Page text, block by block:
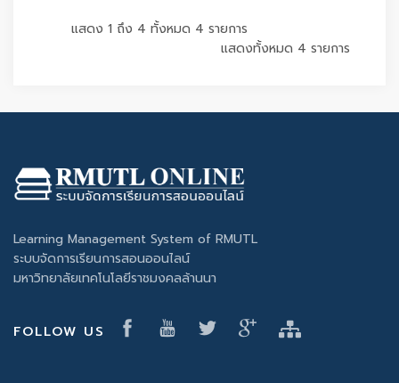
แสดง 1 ถึง 4 ทั้งหมด 4 รายการ
แสดงทั้งหมด 4 รายการ
Learning Management System of RMUTL
ระบบจัดการเรียนการสอนออนไลน์
มหาวิทยาลัยเทคโนโลยีราชมงคลล้านนา
FOLLOW US